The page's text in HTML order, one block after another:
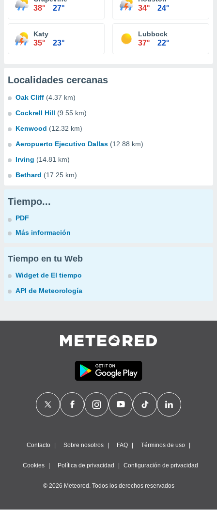
38° 27° 34° 24°
Katy
35° 23°
Lubbock
37° 22°
Localidades cercanas
Oak Cliff (4.37 km)
Cockrell Hill (9.55 km)
Kenwood (12.32 km)
Aeropuerto Ejecutivo Dallas (12.88 km)
Irving (14.81 km)
Bethard (17.25 km)
Tiempo...
PDF
Más información
Tiempo en tu Web
Widget de El tiempo
API de Meteorología
Contacto Sobre nosotros FAQ Términos de uso
Cookies Política de privacidad Configuración de privacidad
© 2026 Meteored. Todos los derechos reservados